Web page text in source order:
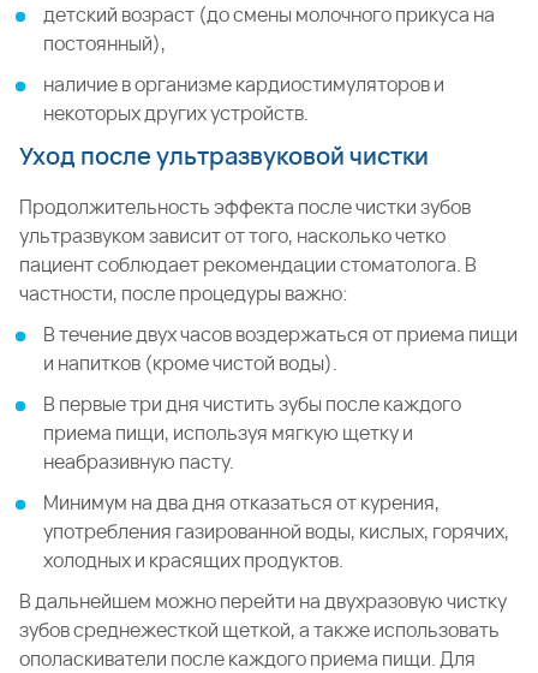
детский возраст (до смены молочного прикуса на
постоянный),
наличие в организме кардиостимуляторов и
некоторых других устройств.
Уход после ультразвуковой чистки
Продолжительность эффекта после чистки зубов
ультразвуком зависит от того, насколько четко
пациент соблюдает рекомендации стоматолога. В
частности, после процедуры важно:
В течение двух часов воздержаться от приема пищи
и напитков (кроме чистой воды).
В первые три дня чистить зубы после каждого
приема пищи, используя мягкую щетку и
неабразивную пасту.
Минимум на два дня отказаться от курения,
употребления газированной воды, кислых, горячих,
холодных и красящих продуктов.
В дальнейшем можно перейти на двухразовую чистку
зубов среднежесткой щеткой, а также использовать
ополаскиватели после каждого приема пищи. Для